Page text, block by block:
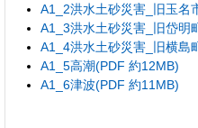
A1_2洪水土砂災害_旧玉名
A1_3洪水土砂災害_旧岱明
A1_4洪水土砂災害_旧横島
A1_5高潮(PDF 約12MB)
A1_6津波(PDF 約11MB)